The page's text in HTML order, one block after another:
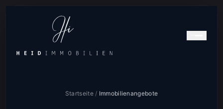
Startseite / Immobilienangebote